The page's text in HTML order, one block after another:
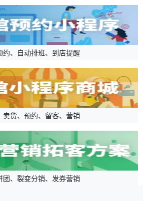
约、自动排班、到店提醒
卖货、预约、留客、营销
团、裂变分销、发券营销